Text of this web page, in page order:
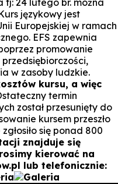
24 lutego br. można
językowy jest
Europejskiej w ramach
EFS zapewnia
promowanie
w zasoby ludzkie.
kursu, a więc
termin
został przesunięty do
kursem przeszło
się ponad 800
znajduje się
kierować na
lub telefonicznie: